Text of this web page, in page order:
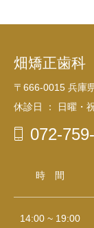
畑矯正歯科
〒666-0015 兵庫
休診日 ： 日曜・
072-
時 間
14:00 ~ 19:00